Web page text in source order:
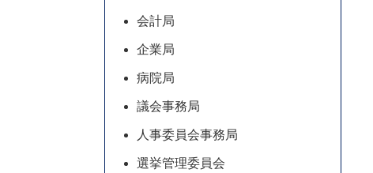
会計局
企業局
病院局
議会事務局
人事委員会事務局
選挙管理委員会